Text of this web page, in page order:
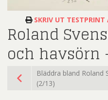
SKRIV UT TESTPRINT
Roland
och havsörn
Bläddra bland Roland
(2/13)